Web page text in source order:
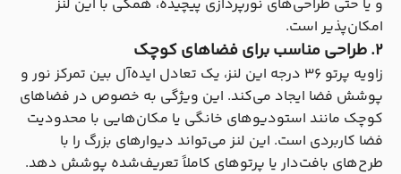
و یا حتی طراحی‌های نورپردازی پیچیده، همگی با این لنز
امکان‌پذیر است.
۲. طراحی مناسب برای فضاهای کوچک
زاویه پرتو 36 درجه این لنز، یک تعادل ایده‌آل بین تمرکز نور و
پوشش فضا ایجاد می‌کند. این ویژگی به خصوص در فضاهای
کوچک مانند استودیوهای خانگی یا مکان‌هایی با محدودیت
فضا کاربردی است. این لنز می‌تواند دیوارهای بزرگ را با
طرح‌های بافت‌دار یا پرتوهای کاملاً تعریف‌شده پوشش دهد.